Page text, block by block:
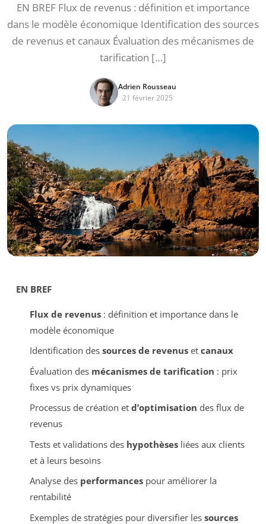
EN BREF Flux de revenus : définition et importance
dans le modèle économique Identification des sources
de revenus et canaux Évaluation des mécanismes de
tarification […]
Adrien Rousseau
21 février 2025
EN BREF
Flux de revenus: définition et importance dans le
modèle économique
Identification des sources de revenuset canaux
Évaluation des mécanismes de tarification : prix
fixes vs prix dynamiques
Processus de création et d’optimisation des flux de
revenus
Tests et validations des hypothèsesliées aux clients
et à leurs besoins
Analyse des performancespour améliorer la
rentabilité
Exemples de stratégies pour diversifier les sources